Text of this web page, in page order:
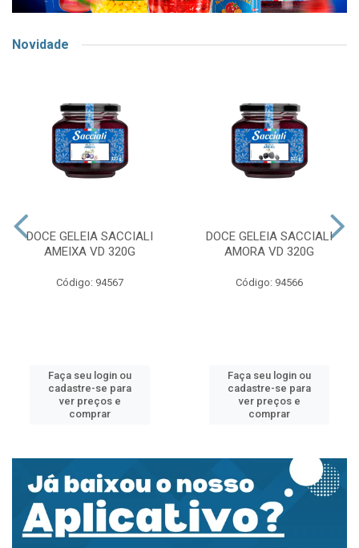
Novidade
DOCE GELEIA SACCIALI
AMEIXA VD 320G
Código: 94567
Faça seu login ou
cadastre-se para
ver preços e
comprar
DOCE GELEIA SACCIALI
AMORA VD 320G
Código: 94566
Faça seu login ou
cadastre-se para
ver preços e
comprar